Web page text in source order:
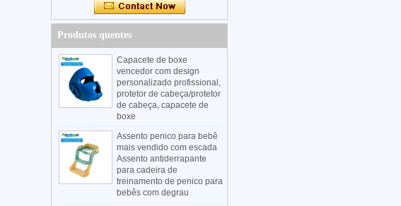
Produtos quentes
Capacete de boxe
vencedor com design
personalizado profissional,
protetor de cabeça/protetor
de cabeça, capacete de
boxe
Assento penico para bebê
mais vendido com escada
Assento antiderrapante
para cadeira de
treinamento de penico para
bebês com degrau